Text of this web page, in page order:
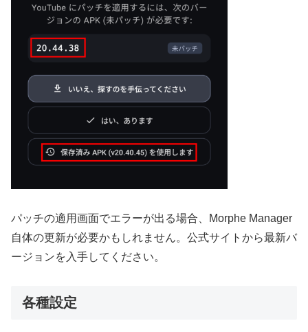
パッチの適用画面でエラーが出る場合、Morphe Manager
自体の更新が必要かもしれません。公式サイトから最新バ
ージョンを入手してください。
各種設定